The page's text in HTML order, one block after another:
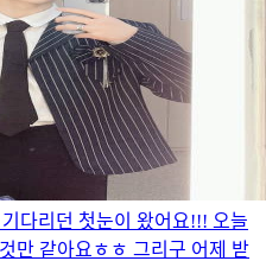
다리던 첫눈이 왔어요!!! 오늘
만 같아요ㅎㅎ 그리구 어제 받